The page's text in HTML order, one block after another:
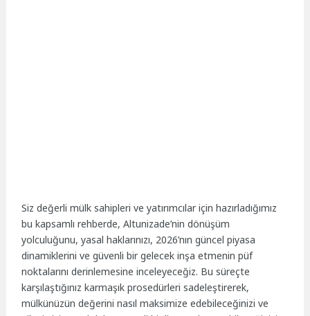
Siz değerli mülk sahipleri ve yatırımcılar için hazırladığımız
bu kapsamlı rehberde, Altunizade’nin dönüşüm
yolculuğunu, yasal haklarınızı, 2026’nın güncel piyasa
dinamiklerini ve güvenli bir gelecek inşa etmenin püf
noktalarını derinlemesine inceleyeceğiz. Bu süreçte
karşılaştığınız karmaşık prosedürleri sadeleştirerek,
mülkünüzün değerini nasıl maksimize edebileceğinizi ve